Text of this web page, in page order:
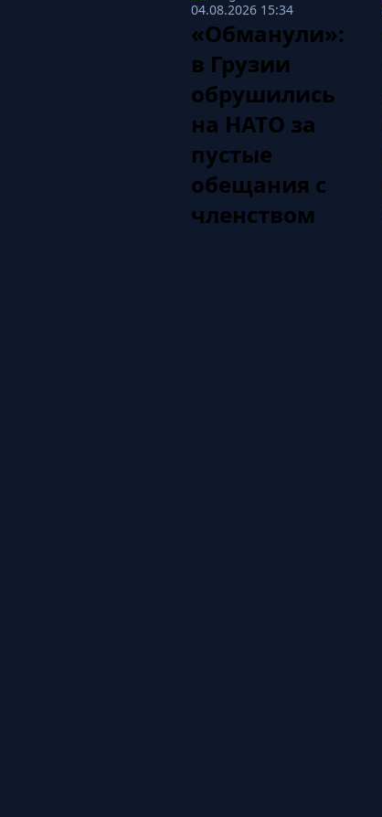
04.08.2026 15:34
«Обманули»:
в Грузии
обрушились
на НАТО за
пустые
обещания с
членством